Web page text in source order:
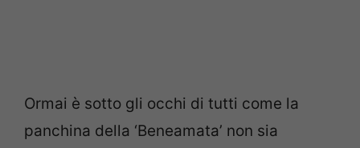
Ormai è sotto gli occhi di tutti come la
panchina della ‘Beneamata’ non sia